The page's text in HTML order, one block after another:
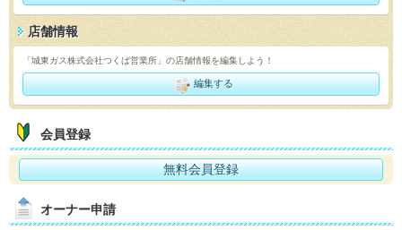
店舗情報
「城東ガス株式会社つくば営業所」の店舗情報を編集しよう！
編集する
会員登録
無料会員登録
オーナー申請